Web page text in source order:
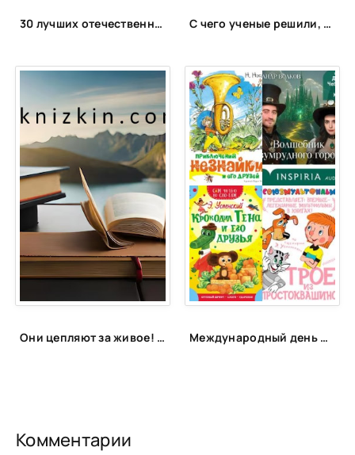
40 30 лучших отечественных фэнтези циклов С чего ученые решили, что существует темная материя? 5 убедительных аргументов
Они цепляют за живое! 5 сильных книг, после которых задумываешься о своей жизни Международный день друзей | ЦБС Пожарского МО
Комментарии